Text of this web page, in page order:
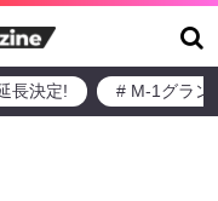
長決定! # M-1グラン